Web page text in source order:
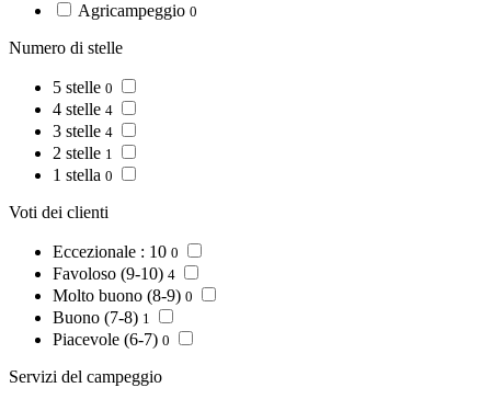
Agricampeggio 0
Numero di stelle
5 stelle 0
4 stelle 4
3 stelle 4
2 stelle 1
1 stella 0
Voti dei clienti
Eccezionale : 10 0
Favoloso (9-10) 4
Molto buono (8-9) 0
Buono (7-8) 1
Piacevole (6-7) 0
Servizi del campeggio